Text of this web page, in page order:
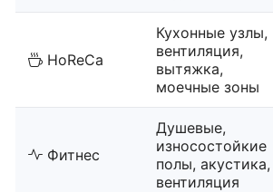
HoReCa
Кухонные узлы,
вентиляция,
вытяжка,
моечные зоны
Фитнес
Душевые,
износостойкие
полы, акустика,
вентиляция